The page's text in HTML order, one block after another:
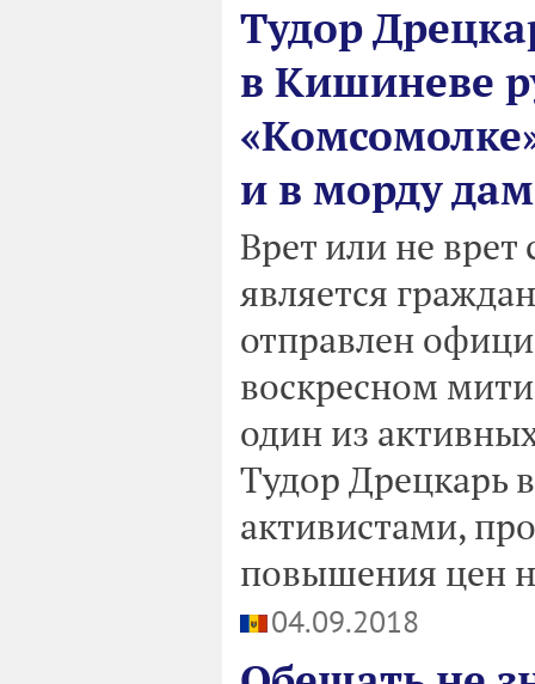
Тудор
в Кишиневе
и в морду
Врет или не
является
отправлен
воскресном
один из
Тудор Дрецкарь
активистами,
повышения цен
04.09.2018